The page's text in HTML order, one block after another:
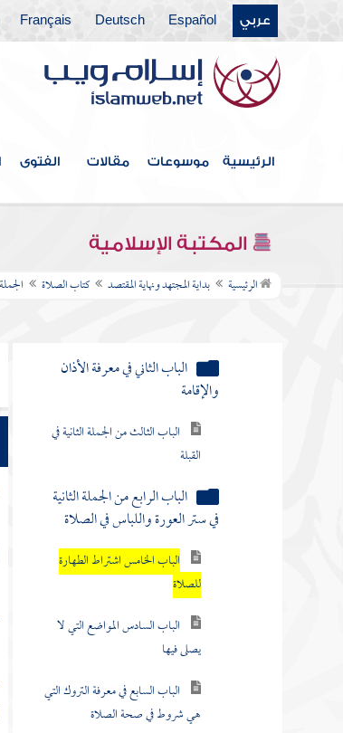
عربي Español
Deutsch
Français
الرئيسية موسوعات مقالات الفتوى
المكتبة الإسلامية
الرئيسية بداية المجتهد ونهاية المقتصد كتاب الصلاة
مقدمة المؤلف
كتاب الطهارة من الحدث
كتاب الطهارة من النجس
كتاب الصلاة
الجملة الثانية في الشروط شروط
الصلاة
الباب الأول في معرفة الأوقات
الباب الرابع من الجملة الثانية
الباب الخامس اشتراط الطهارة
الباب السادس المواضع التي لا
يصلى فيها
الباب السابع في معرفة التروك التي
الباب الثامن في معرفة النية وكيفية